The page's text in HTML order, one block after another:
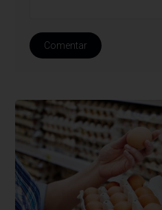
Comentar